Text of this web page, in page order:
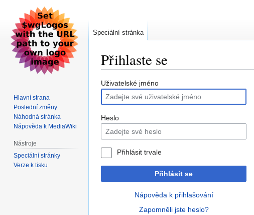
Přihlaste se
Skočit
na
navigaci
Skočit
na
vyhledávání
Uživatelské jméno
Heslo
Přihlásit trvale
Přihlásit se
Nápověda k přihlašování
Zapomněli jste heslo?
Speciální stránka
Hlavní strana
Poslední změny
Náhodná stránka
Nápověda k MediaWiki
Nástroje
Speciální stránky
Verze k tisku